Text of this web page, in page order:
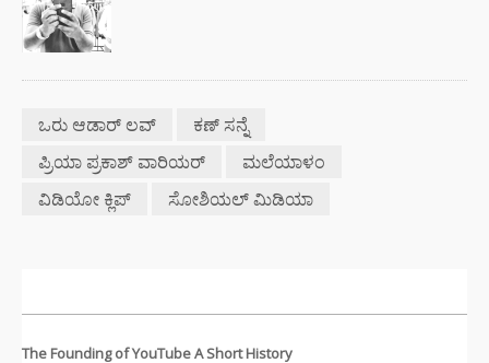
ಒರು ಆಡಾರ್ ಲವ್
ಕಣ್ ಸನ್ನೆ
ಪ್ರಿಯಾ ಪ್ರಕಾಶ್ ವಾರಿಯರ್
ಮಲೆಯಾಳಂ
ವಿಡಿಯೋ ಕ್ಲಿಪ್‌
ಸೋಶಿಯಲ್ ಮಿಡಿಯಾ
The Founding of YouTube A Short History